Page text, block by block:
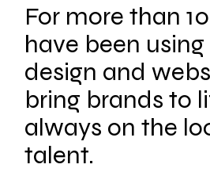
For more than
have been
design and
bring brands to
always on the
talent.